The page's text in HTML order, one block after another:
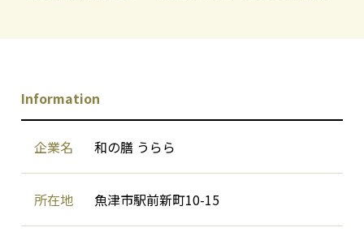
Information
企業名 和の膳 うらら
所在地 魚津市駅前新町10-15